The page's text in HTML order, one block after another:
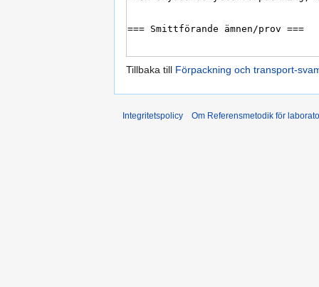
Tillbaka till Förpackning och transport-
Integritetspolicy Om Referensmetodik för